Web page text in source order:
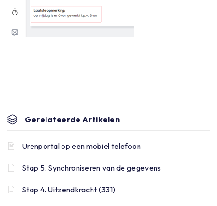
Gerelateerde Artikelen
Urenportal op een mobiel telefoon
Stap 5. Synchroniseren van de gegevens
Stap 4. Uitzendkracht (331)